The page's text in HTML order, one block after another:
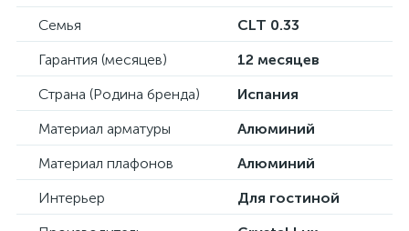
Семья
CLT 0.33
Гарантия (месяцев)
12 месяцев
Страна (Родина бренда)
Испания
Материал арматуры
Алюминий
Материал плафонов
Алюминий
Интерьер
Для гостиной